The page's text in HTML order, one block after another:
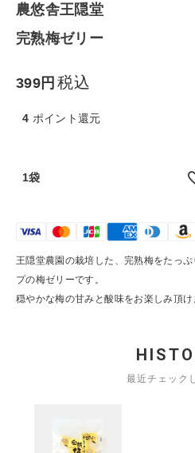
ナチュラル服
ブランド
全ての商品
ショップリスト
農悠舎王隠堂
完熟梅ゼリー
399 税込
4 ポイント還元
1袋
王隠堂農園の栽培した、完熟梅をたっ
プの梅ゼリーです。
穏やかな梅の甘みと酸味をお楽しみ頂け
最近チェック